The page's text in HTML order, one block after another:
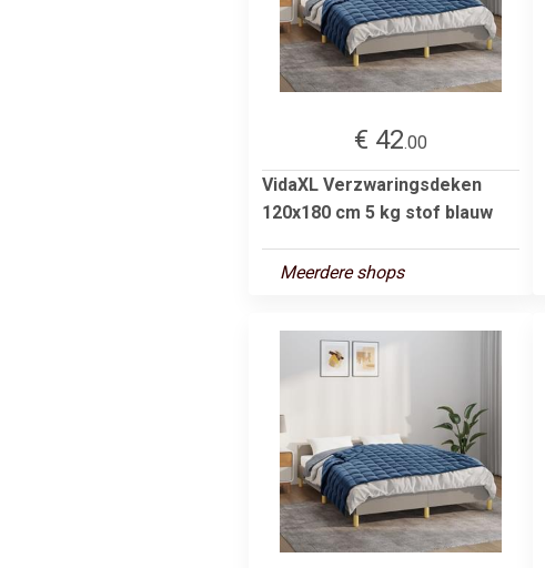
€ 42.00
VidaXL Verzwaringsdeken
120x180 cm 5 kg stof blauw
Meerdere shops